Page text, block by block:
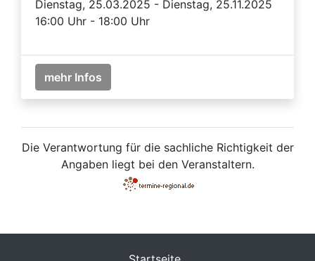
Dienstag, 25.03.2025 - Dienstag, 25.11.2025
16:00 Uhr - 18:00 Uhr
mehr Infos
Die Verantwortung für die sachliche Richtigkeit der
Angaben liegt bei den Veranstaltern.